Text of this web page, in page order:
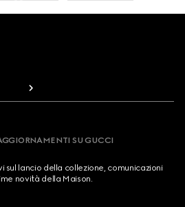
SU GUCCI
sul lancio della collezione, comunicazioni
novità della Maison.